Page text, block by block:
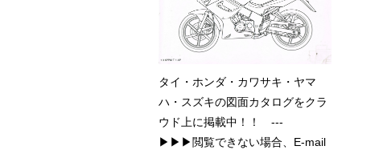
タイ・ホンダ・カワサキ・ヤマ
ハ・スズキの図面カタログをクラ
ウド上に掲載中！！ ---
▶▶▶閲覧できない場合、E-mail